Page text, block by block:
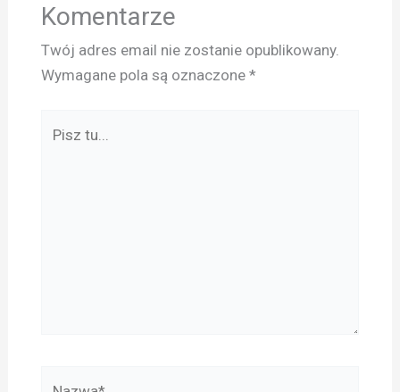
Komentarze
Twój adres email nie zostanie opublikowany.
Wymagane pola są oznaczone *